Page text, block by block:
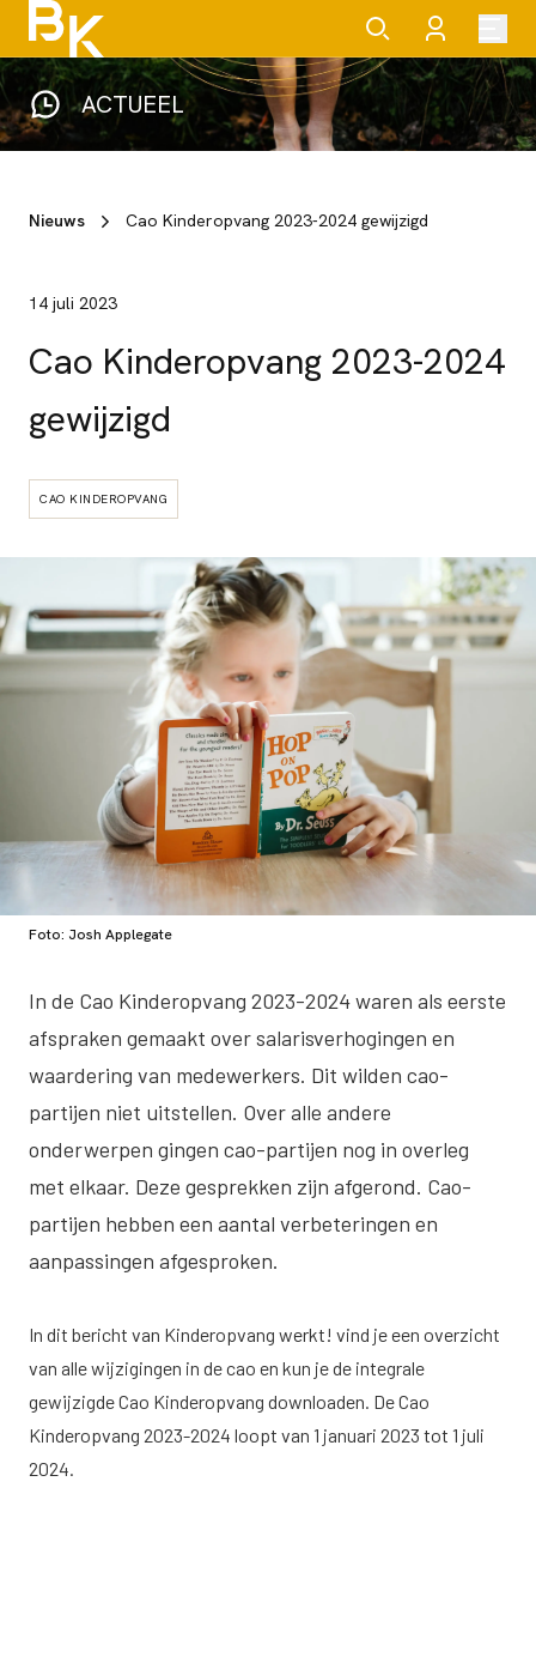
ACTUEEL
Nieuws Cao Kinderopvang 2023-2024 gewijzigd
14 juli 2023
Cao Kinderopvang 2023-2024
gewijzigd
CAO KINDEROPVANG
Foto: Josh Applegate
In de Cao Kinderopvang 2023-2024 waren als eerste
afspraken gemaakt over salarisverhogingen en
waardering van medewerkers. Dit wilden cao-
partijen niet uitstellen. Over alle andere
onderwerpen gingen cao-partijen nog in overleg
met elkaar. Deze gesprekken zijn afgerond. Cao-
partijen hebben een aantal verbeteringen en
aanpassingen afgesproken.
In dit bericht van Kinderopvang werkt! vind je een overzicht
van alle wijzigingen in de cao en kun je de integrale
gewijzigde Cao Kinderopvang downloaden. De Cao
Kinderopvang 2023-2024 loopt van 1 januari 2023 tot 1 juli
2024.